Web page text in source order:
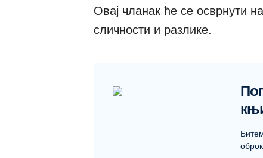
Овај чланак ће се осврнути
сличности и разлике.